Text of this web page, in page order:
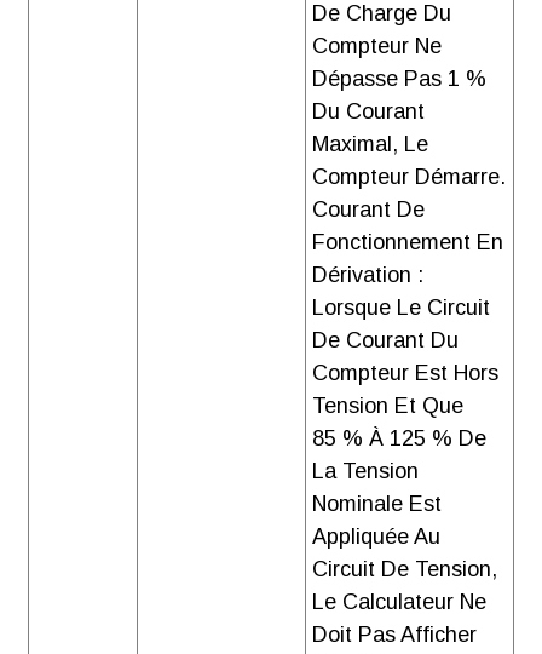
De Charge Du
Compteur Ne
Dépasse Pas 1 %
Du Courant
Maximal, Le
Compteur Démarre.
Courant De
Fonctionnement En
Dérivation :
Lorsque Le Circuit
De Courant Du
Compteur Est Hors
Tension Et Que
85 % À 125 % De
La Tension
Nominale Est
Appliquée Au
Circuit De Tension,
Le Calculateur Ne
Doit Pas Afficher